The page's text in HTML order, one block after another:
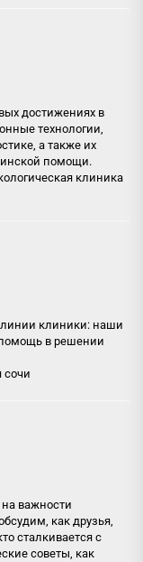
достижениях в
технологии,
а также их
помощи.
клиника
линии клиники: наши
в решении
сочи
важности
как друзья,
сталкивается с
советы, как